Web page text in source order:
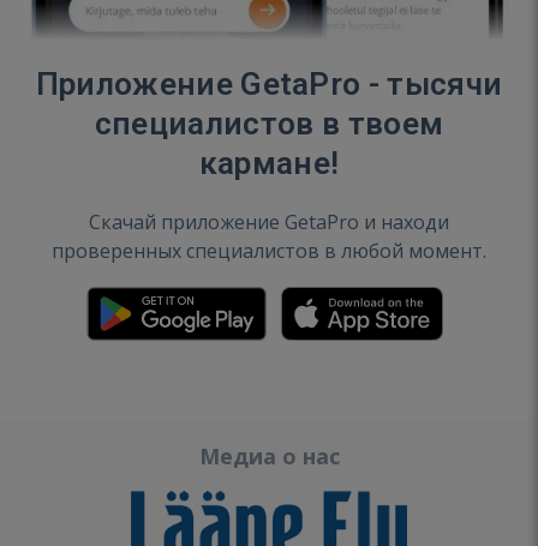
Приложение GetaPro - тысячи
специалистов в твоем
кармане!
Скачай приложение GetaPro и находи
проверенных специалистов в любой момент.
Медиа о нас